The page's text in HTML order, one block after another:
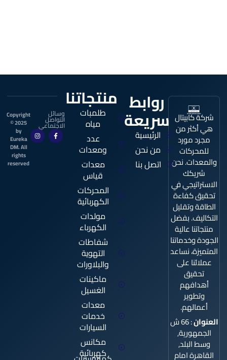
شركة كابيتال
هي أكثر من
مجرد مورد
للمحركات
والمعدات. نحن
شريكك
الاستراتيجي في
تحقيق كفاءة
الطاقة وتقليل
التكاليف. بفضل
منتجاتنا عالية
الجودة وخدماتنا
المتميزة، نساعد
عملائنا على
تحقيق
أهدافهم
وتطوير
أعمالهم.
العنوان
: 66 ش
الجمهورية,
وسط البلد,
القاهرة امام
روابط
سريعة
الرئيسية
من نحن
اتصل بنا
منتجاتنا
طلمبات
مياه
عدد
ومعدات
معدات
قياس
المحركات
الكهربائية
مولدات
الكهرباء
شفاطات
التهوية
والبلاورات
ماكينات
الغسيل
معدات
خدمات
السيارات
مكانس
كهربائية
وسائل
التواصل
الاجتماعي
F
a
c
n
s
t
a
g
r
Copyright
© 2025
by
Eureka
DM. All
rights
reserved